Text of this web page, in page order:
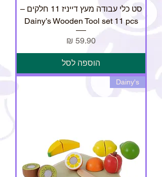
סט כלי עבודה מעץ דייניז 11 חלקים –
Dainy’s Wooden Tool set 11 pcs
מחיר
הוספה לסל
Dainy's